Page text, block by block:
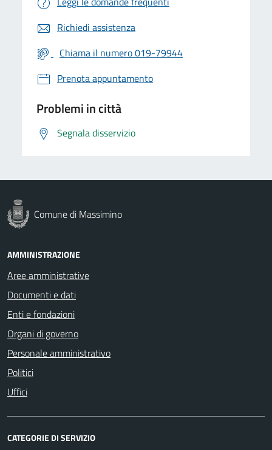
Richiedi assistenza
Chiama il numero 019-79944
Prenota appuntamento
Problemi in città
Segnala disservizio
Comune di Massimino
AMMINISTRAZIONE
Aree amministrative
Documenti e dati
Enti e fondazioni
Organi di governo
Personale amministrativo
Politici
Uffici
CATEGORIE DI SERVIZIO